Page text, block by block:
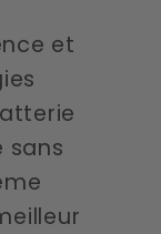
et
sans